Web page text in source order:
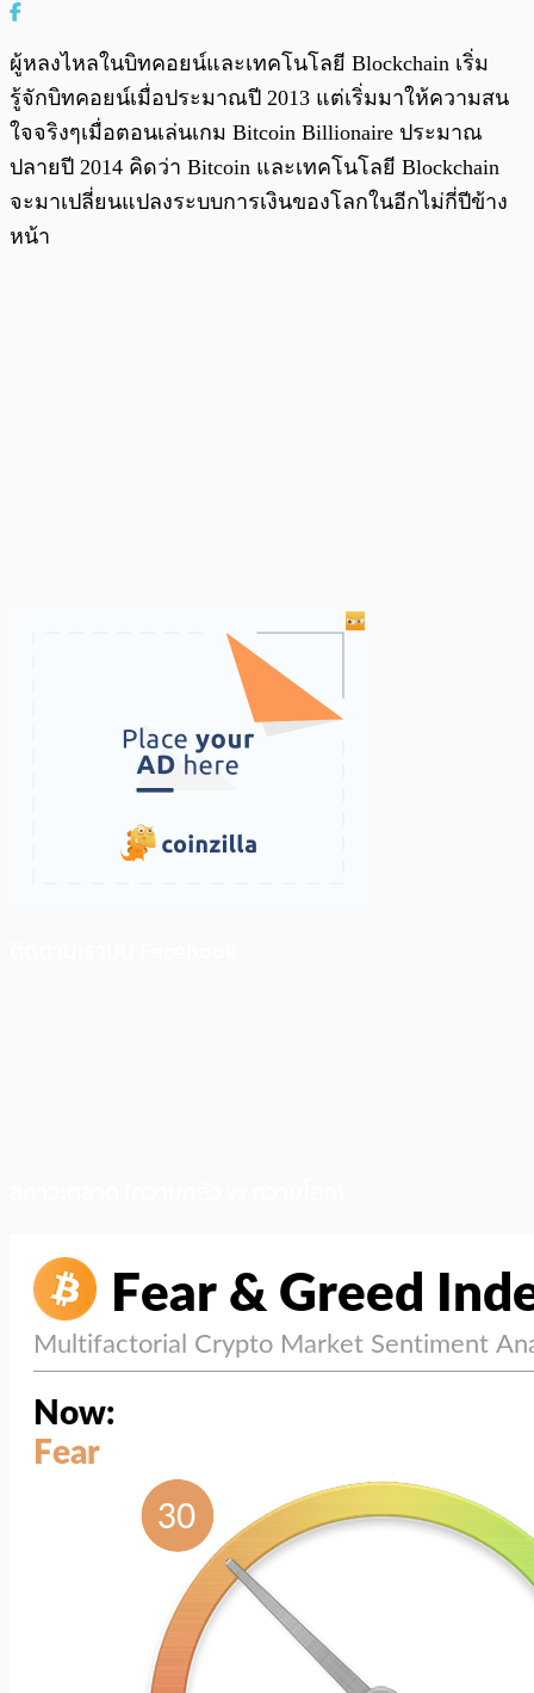
ผู้หลงไหลในบิทคอยน์และเทคโนโลยี Blockchain เริ่ม
รู้จักบิทคอยน์เมื่อประมาณปี 2013 แต่เริ่มมาให้ความสน
ใจจริงๆเมื่อตอนเล่นเกม Bitcoin Billionaire ประมาณ
ปลายปี 2014 คิดว่า Bitcoin และเทคโนโลยี Blockchain
จะมาเปลี่ยนแปลงระบบการเงินของโลกในอีกไม่กี่ปีข้าง
หน้า